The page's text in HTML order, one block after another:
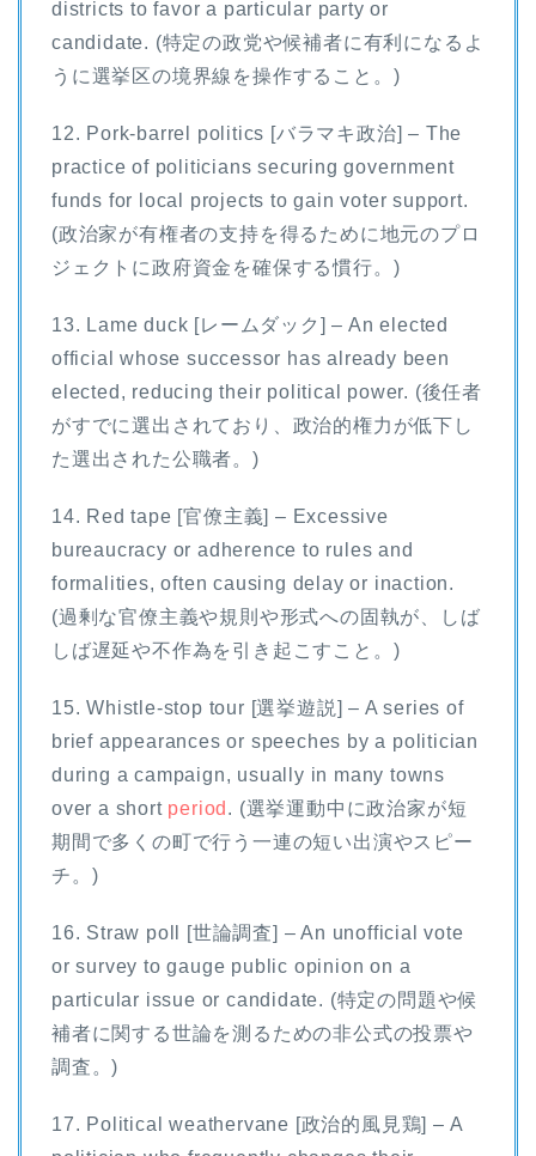
districts to favor a particular party or
candidate. (特定の政党や候補者に有利になるよ
うに選挙区の境界線を操作すること。)
12. Pork-barrel politics [バラマキ政治] – The
practice of politicians securing government
funds for local projects to gain voter support.
(政治家が有権者の支持を得るために地元のプロ
ジェクトに政府資金を確保する慣行。)
13. Lame duck [レームダック] – An elected
official whose successor has already been
elected, reducing their political power. (後任者
がすでに選出されており、政治的権力が低下し
た選出された公職者。)
14. Red tape [官僚主義] – Excessive
bureaucracy or adherence to rules and
formalities, often causing delay or inaction.
(過剰な官僚主義や規則や形式への固執が、しば
しば遅延や不作為を引き起こすこと。)
15. Whistle-stop tour [選挙遊説] – A series of
brief appearances or speeches by a politician
during a campaign, usually in many towns
over a short period . (選挙運動中に政治家が短
期間で多くの町で行う一連の短い出演やスピー
チ。)
16. Straw poll [世論調査] – An unofficial vote
or survey to gauge public opinion on a
particular issue or candidate. (特定の問題や候
補者に関する世論を測るための非公式の投票や
調査。)
17. Political weathervane [政治的風見鶏] – A